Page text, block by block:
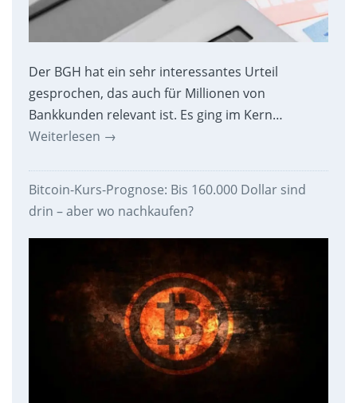
Der BGH hat ein sehr interessantes Urteil
gesprochen, das auch für Millionen von
Bankkunden relevant ist. Es ging im Kern…
Weiterlesen →
Bitcoin-Kurs-Prognose: Bis 160.000 Dollar sind
drin – aber wo nachkaufen?